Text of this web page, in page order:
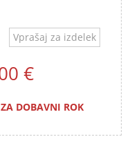
Vprašaj za izdelek
€
DOBAVNI ROK